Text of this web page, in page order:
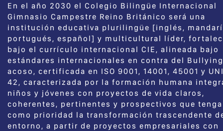
En el año 2030 el Colegio Bilingüe Internacional
Gimnasio Campestre Reino Británico será una
institución educativa plurilingüe [inglés,
portugués, español] y multicultural líder,
bajo el currículo internacional CIE, alineada bajo
estándares internacionales en contra del
acoso, certificada en ISO 9001, 14001, 45001 y
42, caracterizada por la formación humana
niños y jóvenes con proyectos de vida claros,
coherentes, pertinentes y prospectivos que
como prioridad la transformación trascendente
entorno, a partir de proyectos empresariales con